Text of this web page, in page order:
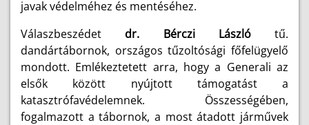
javak védelméhez és mentéséhez.
Válaszbeszédet dr. Bérczi Lászlótű.
dandártábornok, országos tűzoltósági főfelügyelő
mondott. Emlékeztetett arra, hogy a Generali az
elsők között nyújtott támogatást a
katasztrófavédelemnek. Összességében,
fogalmazott a tábornok, a most átadott járművek